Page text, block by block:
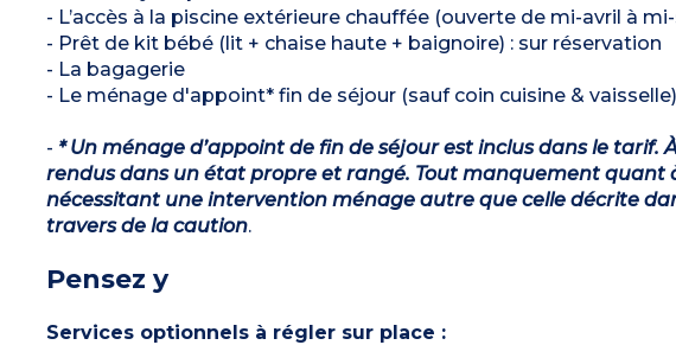
- L’accès à la piscine extérieure chauffée (ouverte de mi-avril à
- Prêt de kit bébé (lit + chaise haute + baignoire) : sur réservation
- La bagagerie
- Le ménage d'appoint* fin de séjour (sauf coin cuisine & vaisselle)
- * Un ménage d’appoint de fin de séjour est inclus dans le
rendus dans un état propre et rangé. Tout manquement quant
nécessitant une intervention ménage autre que celle décrite
travers de la caution.
Pensez y
Services optionnels à régler sur place :